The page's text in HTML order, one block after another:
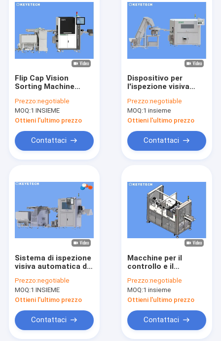
Flip Cap Vision
Sorting Machine
ottica ad alta
risoluzione
Prezzo:negotiable
MOQ:1 INSIEME
Ottieni l'ultimo prezzo
Contattaci
Dispositivo per
l'ispezione visiva
tappo del
gocciolante
Prezzo:negotiable
MOQ:1 insieme
Ottieni l'ultimo prezzo
Contattaci
Sistema di ispezione
visiva automatica di
precisione in plastica
Prezzo:negotiable
MOQ:1 INSIEME
Ottieni l'ultimo prezzo
Contattaci
Macchine per il
controllo e il
preforme in PET, per
il sigillo superiore,
per il corpo, per la
porta di iniezione
Prezzo:negotiable
MOQ:1 insieme
Ottieni l'ultimo prezzo
Contattaci